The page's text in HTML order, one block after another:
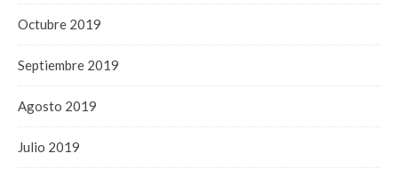
Octubre 2019
Septiembre 2019
Agosto 2019
Julio 2019